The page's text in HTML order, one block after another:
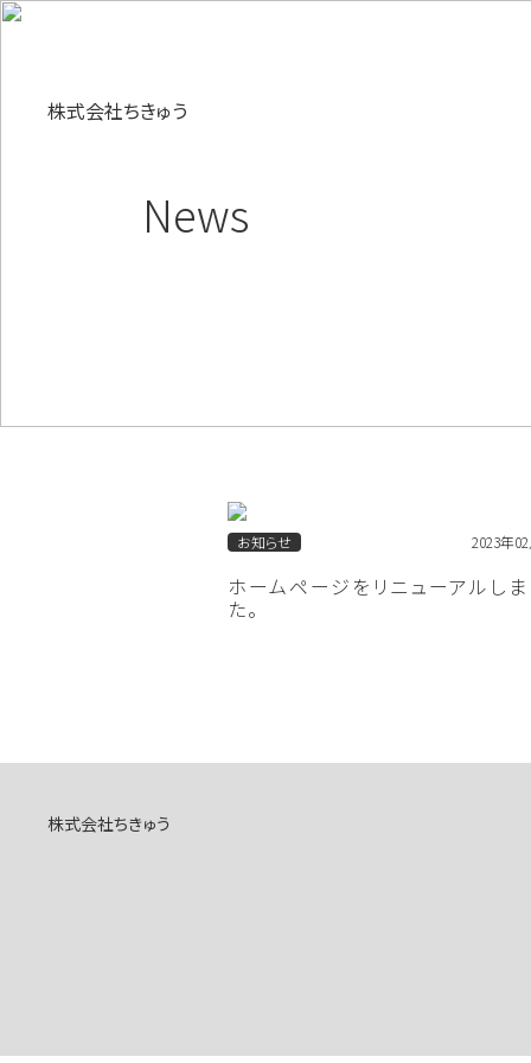
株式会社ちきゅう
News
お知らせ 2023年
ホームページをリニューアルし
た。
株式会社ちきゅう